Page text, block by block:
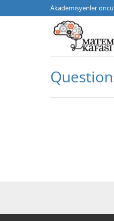
Akademisyenler